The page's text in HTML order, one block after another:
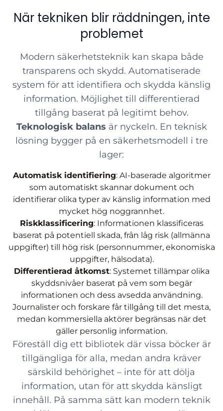
När tekniken blir räddningen, inte
problemet
Modern säkerhetsteknik kan skapa både
transparens och skydd. Automatiserade
system för att identifiera och skydda känslig
information. Möjlighet till differentierad
tillgång baserat på legitimt behov.
Teknologisk balans är nyckeln. En teknisk
lösning bygger på en säkerhetsmodell i tre
lager:
Automatisk identifiering: AI-baserade algoritmer
som automatiskt skannar dokument och
identifierar olika typer av känslig information med
mycket hög noggrannhet.
Riskklassificering: Informationen klassificeras
baserat på potentiell skada, från låg risk (allmänna
uppgifter) till hög risk (personnummer, ekonomiska
uppgifter, hälsodata).
Differentierad åtkomst: Systemet tillämpar olika
skyddsnivåer baserat på vem som begär
informationen och dess avsedda användning.
Journalister och forskare får tillgång till det mesta,
medan kommersiella aktörer begränsas när det
gäller personlig information.
Föreställ dig ett bibliotek där vissa böcker är
tillgängliga för alla, medan andra kräver
särskild behörighet – inte för att dölja
information, utan för att skydda känsligt
innehåll. På samma sätt kan modern teknik